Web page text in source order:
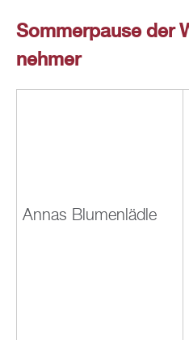
Som­mer­pau­se der
neh­mer
Annas Blu­men­läd­le